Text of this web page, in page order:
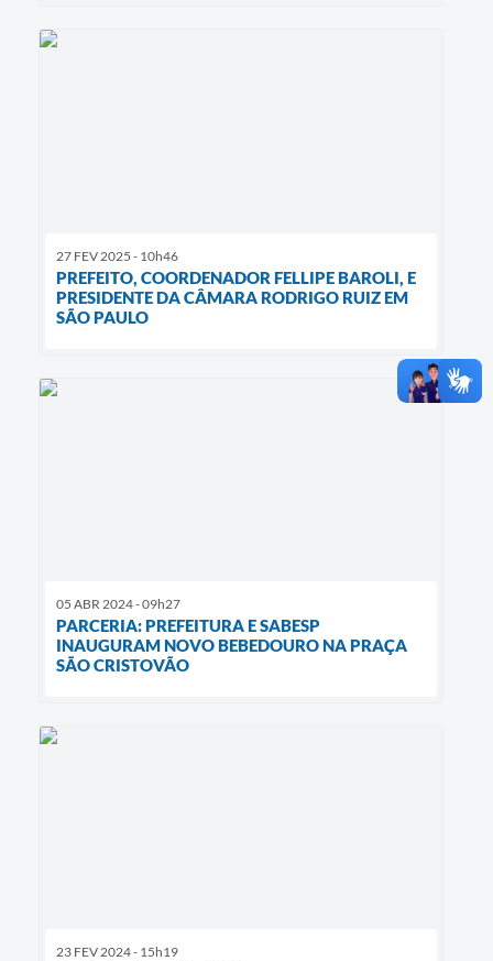
27 FEV 2025 - 10h46
PREFEITO, COORDENADOR FELLIPE BAROLI, E
PRESIDENTE DA CÂMARA RODRIGO RUIZ EM
SÃO PAULO
05 ABR 2024 - 09h27
PARCERIA: PREFEITURA E SABESP
INAUGURAM NOVO BEBEDOURO NA PRAÇA
SÃO CRISTOVÃO
23 FEV 2024 - 15h19